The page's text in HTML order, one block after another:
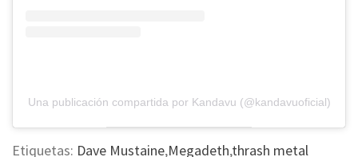
Una publicación compartida por Kandavu (@kandavuoficial)
Etiquetas: Dave Mustaine,Megadeth,thrash metal